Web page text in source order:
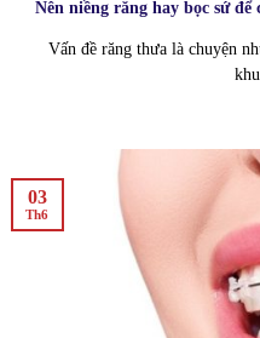
Nên niềng răng hay bọc sứ
Vấn đề răng thưa là chuyện
03
Th6